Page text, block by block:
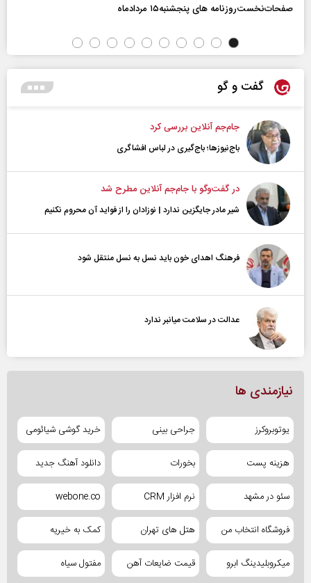
صفحات‌نخست‌روزنامه ها‌ی پنجشنبه‌۱۵ مردادماه
گفت و گو
جام‌جم آنلاین بررسی کرد
باج‌نیوزها؛ باج‌گیری در لباس افشاگری
در گفت‌و‌گو با جام‌جم آنلاین مطرح شد
شیر مادر جایگزین ندارد | نوزادان را از فواید آن محروم نکنیم
فرهنگ اهدای خون باید نسل به نسل منتقل شود
عدالت در سلامت میانبر ندارد
نیازمندی ها
یوتوبروکرز جراحی بینی خرید گوشی شیائومی
هزینه پست بخورات دانلود آهنگ جدید
سئو در مشهد نرم افزار CRM webone.co
فروشگاه انتخاب من هتل های تهران کمک به خیریه
میکروبلیدینگ ابرو قیمت ضایعات آهن مفتول سیاه